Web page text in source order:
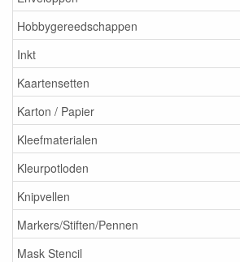
Hobbygereedschappen
Inkt
Kaartensetten
Karton / Papier
Kleefmaterialen
Kleurpotloden
Knipvellen
Markers/Stiften/Pennen
Mask Stencil